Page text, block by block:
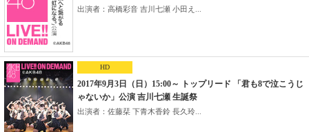
出演者：高橋彩音 吉川七瀬 小田え...
HD
2017年9月3日（日）15:00～ トップリード 「君も8で泣こうじ
ゃないか」公演 吉川七瀬 生誕祭
出演者：佐藤栞 下青木香鈴 長久玲...